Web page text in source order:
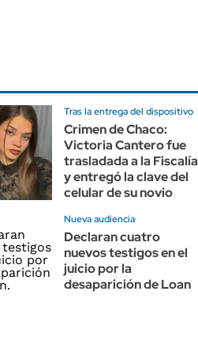
Tras la entrega del dispositivo
Crimen de Chaco:
Victoria Cantero fue
trasladada a la Fiscalía
y entregó la clave del
celular de su novio
Nueva audiencia
Declaran cuatro
nuevos testigos en el
juicio por la
desaparición de Loan